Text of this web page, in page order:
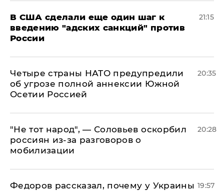
В США сделали еще один шаг к
введению "адских санкций" против
России
21:15
Четыре страны НАТО предупредили
об угрозе полной аннексии Южной
Осетии Россией
20:35
​"Не тот народ", — Соловьев оскорбил
россиян из-за разговоров о
мобилизации
20:28
Федоров рассказал, почему у Украины 19:57